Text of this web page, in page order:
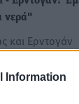
Information
νερά"
και Ερντογάν
την